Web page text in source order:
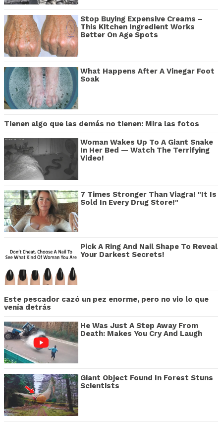
Stop Buying Expensive Creams –
This Kitchen Ingredient Works
Better On Age Spots
What Happens After A Vinegar Foot
Soak
Tienen algo que las demás no tienen: Mira las fotos
Woman Wakes Up To A Giant Snake
In Her Bed — Watch The Terrifying
Video!
7 Times Stronger Than Viagra! "It Is
Sold In Every Drug Store!"
Pick A Ring And Nail Shape To Reveal
Your Darkest Secrets!
Este pescador cazó un pez enorme, pero no vio lo que
venía detrás
He Was Just A Step Away From
Death: Makes You Cry And Laugh
Giant Object Found In Forest Stuns
Scientists